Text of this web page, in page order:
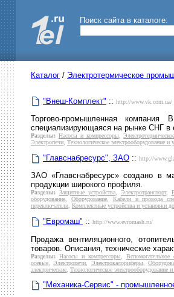
Поиск сайта в каталоге:
Каталог / Электротермическое
"Внеш-Комплект" :: http://www.vk.com.ua/
Торгово-промышленная
специализирующаяся на рынке СНГ в
Разделы: Насосы и компрессоры,
Электропечи, Технологическое электрооборудование и
"Главснабресурс", ЗАО :: http://
ЗАО «Главснабресурс» создано в
продукции широкого профиля.
Разделы: Защитные устройства, Электротранспорт,
оборудование, Оборудование, Кабели и провода
переключатели, Комплектные устройства и установки
"Евромаш" :: http://www.evromash.ru/
Продажа вентиляционного,
товаров. Описания, технические
Разделы: Насосы и компрессоры Вспомогательное
осевые ,Электропечи Электрокалориферы ,
электрические Технологическое электрооборудование
"Механика-Сервис" -